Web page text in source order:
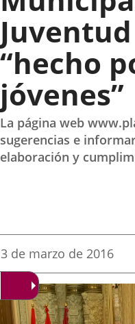
“hecho
jóvenes”
La página web
sugerencias e
elaboración y
Fecha
la
noticia
3 de marzo de 2016